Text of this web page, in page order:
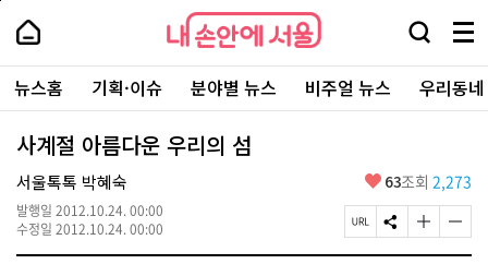
본
로
가
내
손
안
에
서
울
-
서
울
시
대
표
소
내
손
에
울
검
창
열
기
메
뉴
전
체
보
주
요
서
뉴스홈 기획·이슈 분야별 뉴스 비주얼 뉴스 우리동
사계절 아름다운 우리의 섬
서울톡톡 박혜숙
발행일 2012.10.24. 00:00
수정일 2012.10.24. 00:00
좋
요
63조회 2,273
페
이
S
N
글
자
글
자
페
상
단
로